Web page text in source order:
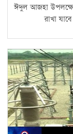
ঈদুল আজহা উপলক্ষে
রাখা